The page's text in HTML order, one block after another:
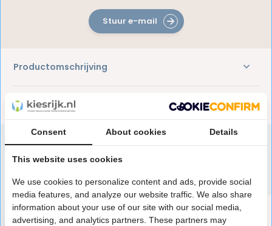
Productomschrijving
Reviews
Stuur e-mail
Consent About cookies Details
This website uses cookies
We use cookies to personalize content and ads, provide social
media features, and analyze our website traffic. We also share
information about your use of our site with our social media,
advertising, and analytics partners. These partners may